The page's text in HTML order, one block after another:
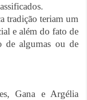
tradição teriam um
e além do fato de
de algumas ou de
Gana e Argélia